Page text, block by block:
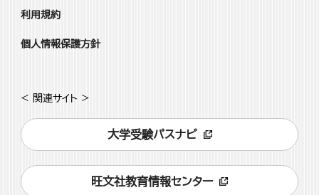
利用規約
個人情報保護方針
< 関連サイト >
大学受験パスナビ
旺文社教育情報センター